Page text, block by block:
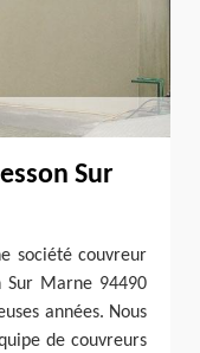
Sur
société couvreur
Sur Marne 94490
années. Nous
de couvreurs